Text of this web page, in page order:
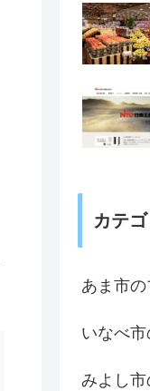
カテゴ
あま市
いなべ
みよし